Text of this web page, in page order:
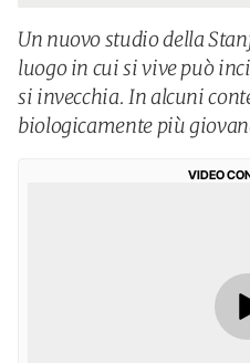
Un nuovo studio della
luogo in cui si vive può
si invecchia. In alcuni
biologicamente più
VIDEO